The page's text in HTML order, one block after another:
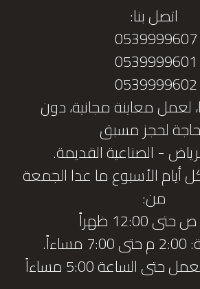
اتصل بنا:
0539999607
0539999601
0539999602
لعمل معاينة مجانية، دون
لحجز مسبق
- الصناعية القديمة.
أيام الأسبوع ما عدا الجمعة
من:
الساعة 5:00 مساءاً